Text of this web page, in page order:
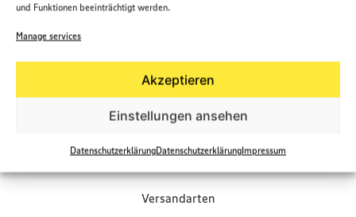
und Funktionen beeinträchtigt werden.
Manage services
Akzeptieren
Einstellungen ansehen
DatenschutzerklärungDatenschutzerklärungImpressum
Präsentkörbe Shop
Versandarten